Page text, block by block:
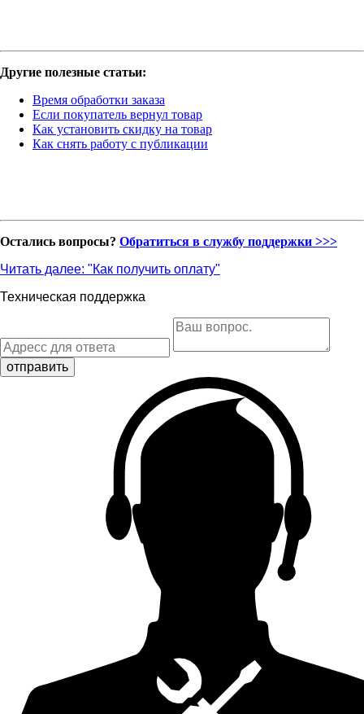
Другие полезные статьи:
Время обработки заказа
Если покупатель вернул товар
Как установить скидку на товар
Как снять работу с публикации
Остались вопросы? Обратиться в службу поддержки >>>
Читать далее: "Как получить оплату"
Техническая поддержка
отправить